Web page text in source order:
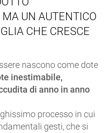
UN AUTENTICO
CHE CRESCE
nascono come dote
inestimabile,
di anno in anno
processo in cui
gesti, che si